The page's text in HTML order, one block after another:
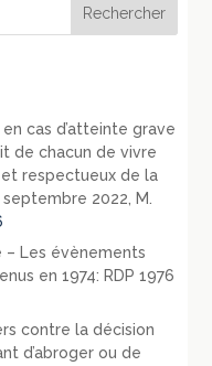
cas d’atteinte grave
de chacun de vivre
respectueux de la
2022, M.
– Les évènements
en 1974: RDP 1976
contre la décision
d’abroger ou de